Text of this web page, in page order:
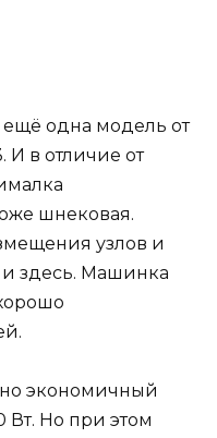
ещё одна модель от
И в отличие от
шнековая.
узлов и
здесь. Машинка
экономичный
Вт. Но при этом